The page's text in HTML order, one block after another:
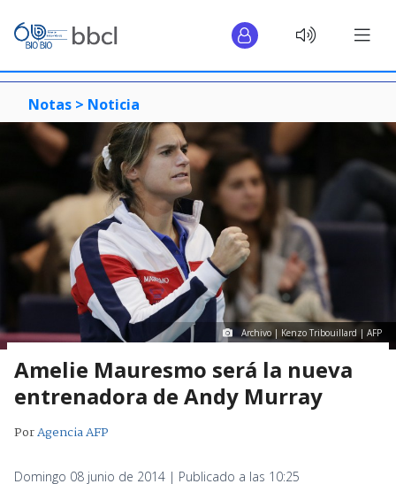
Notas > Noticia
Archivo | Kenzo Tribouillard | AFP
Amelie Mauresmo será la nueva
entrenadora de Andy Murray
PorAgencia AFP
Domingo 08 junio de 2014 | Publicado a las 10:25